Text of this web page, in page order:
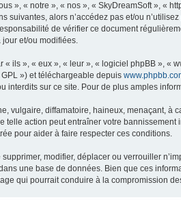
», « notre », « nos », « SkyDreamSoft », «
suivantes, alors n’accédez pas et/ou
de vérifier ce document
et/ou modifiées.
ils », « eux », « leur », « logiciel phpBB »,
») et téléchargeable depuis
interdits sur ce site. Pour de plus amples
vulgaire, diffamatoire, haineux, menaçant,
action peut entraîner votre
pour aider à faire respecter ces conditions.
modifier, déplacer ou verrouiller
une base de données. Bien que ces
qui pourrait conduire à la compromission